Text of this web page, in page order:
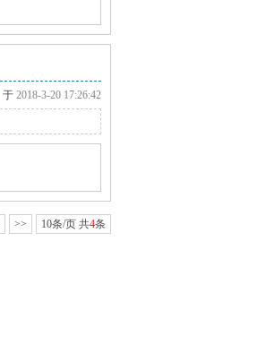
于 2018-3-20 17:26:42
>> 10条/页 共4条